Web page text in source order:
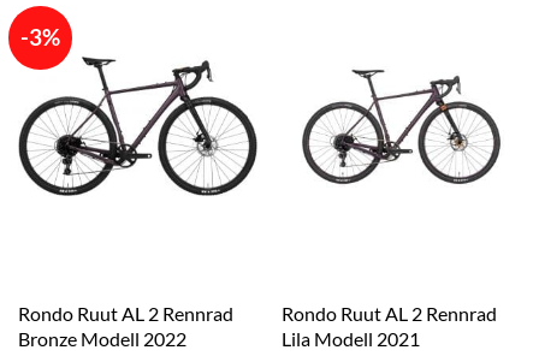
-3%
Rondo Ruut AL 2 Rennrad
Bronze Modell 2022
Rondo Ruut AL 2 Rennrad
Lila Modell 2021